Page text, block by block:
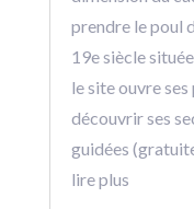
prendre le poul
19e siècle
le site ouvre
découvrir ses
guidées
lire plus